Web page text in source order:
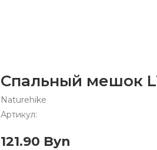
Спальный мешок
Naturehike
Артикул:
121.90 Byn